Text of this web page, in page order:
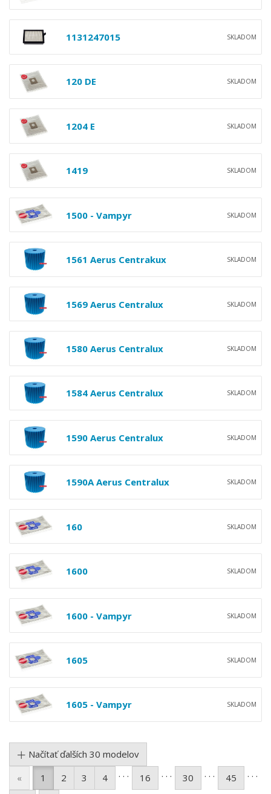
1131247015 SKLADOM
120 DE SKLADOM
1204 E SKLADOM
1419 SKLADOM
1500 - Vampyr SKLADOM
1561 Aerus Centrakux SKLADOM
1569 Aerus Centralux SKLADOM
1580 Aerus Centralux SKLADOM
1584 Aerus Centralux SKLADOM
1590 Aerus Centralux SKLADOM
1590A Aerus Centralux SKLADOM
160 SKLADOM
1600 SKLADOM
1600 - Vampyr SKLADOM
1605 SKLADOM
1605 - Vampyr SKLADOM
Načítať ďalších 30 modelov
«
1 2 3 4 . . . 16 . . . 30 . . . 45 . . .